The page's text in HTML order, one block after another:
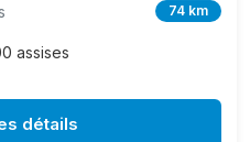
74 km
assises
détails